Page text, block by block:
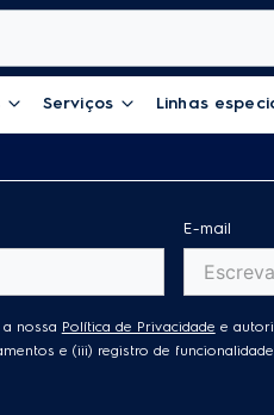
Serviços Linhas
E-mail
nossa Política de Privacidade e
e (iii) registro de